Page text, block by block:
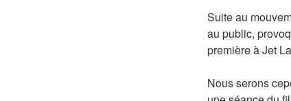
Suite au
au public,
première à Jet
Nous serons